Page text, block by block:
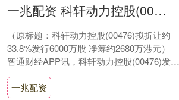
一兆配资 科轩动力控股(00476)拟折让约33.8%发行6000万股 净筹约2680万港元
（原标题：科轩动力控股(00476)拟折让约
33.8%发行6000万股 净筹约2680万港元）
智通财经APP讯，科轩动力控股(00476)发布
公告，于2025....
一兆配资